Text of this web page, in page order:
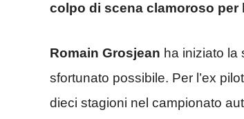
colpo di scena clamoroso per
Romain Grosjean ha iniziato la
sfortunato possibile. Per l’ex
dieci stagioni nel campionato